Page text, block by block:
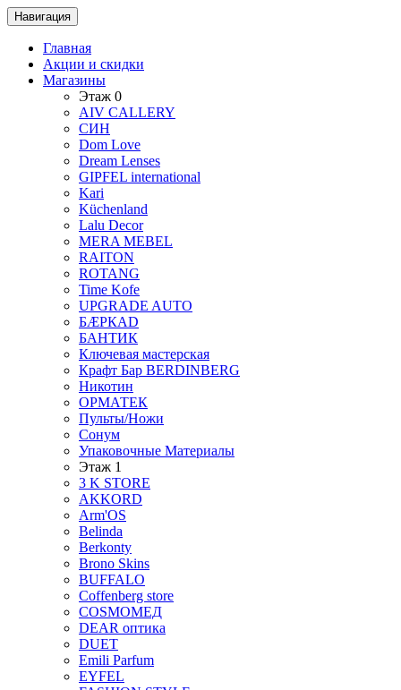
Навигация
Главная
Акции и скидки
Магазины
Этаж 0
AIV CALLERY
CИH
Dom Love
Dream Lenses
GIPFEL international
Kari
Küchenland
Lalu Decor
MERA MEBEL
RAITON
ROTANG
Time Kofe
UPGRADE AUTO
БÆРКАD
БАНТИК
Ключевая мастерская
Крафт Бар BERDINBERG
Никотин
ОРМАТЕК
Пульты/Ножи
Сонум
Упаковочные Материалы
Этаж 1
3 K STORE
AKKORD
Arm'OS
Belinda
Berkonty
Brono Skins
BUFFALO
Coffenberg store
COSMOМЕД
DEAR оптика
DUET
Emili Parfum
EYFEL